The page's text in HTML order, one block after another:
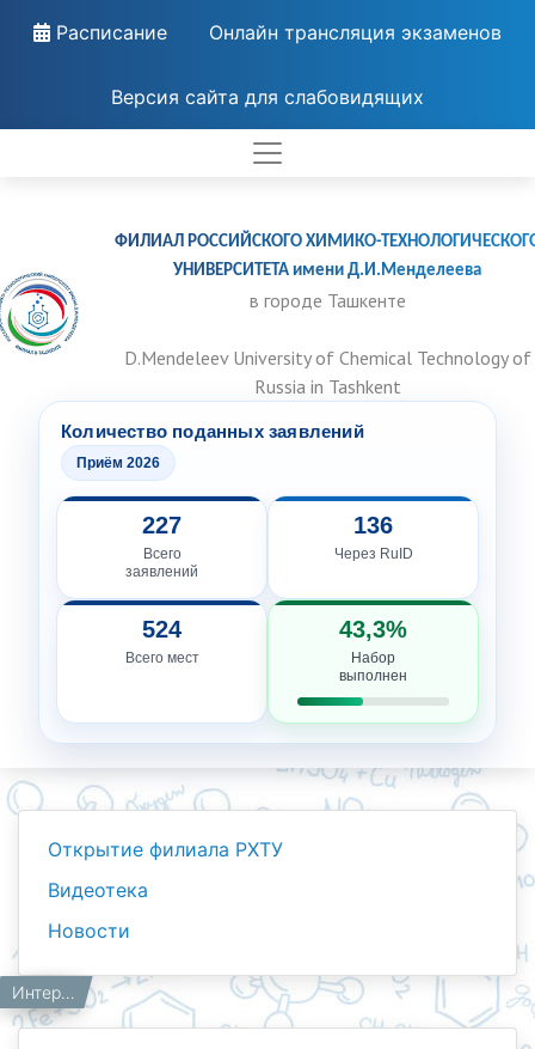
Расписание Онлайн трансляция экзаменов
Версия сайта для слабовидящих
ФИЛИАЛ РОССИЙСКОГО ХИМИКО-
УНИВЕРСИТЕТА имени Д.И.Менделеева
в городе Ташкенте
D.Mendeleev University of Chemical Technology of
Russia in Tashkent
Количество поданных заявлений
Приём 2026
227
Всего
заявлений
136
Через RuID
524
Всего мест
43,3%
Набор
выполнен
Открытие филиала РХТУ
Видеотека
Новости
Главная
Работникам
Новости Интерактивная встреча: диалог, знания и внутренний баланс